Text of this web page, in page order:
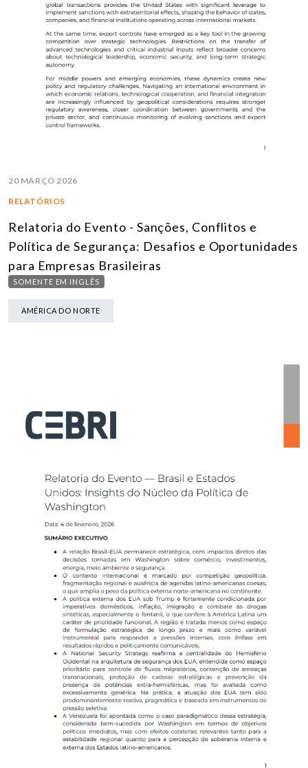
20 MARÇO 2026
RELATÓRIOS
Relatoria do Evento - Sanções, Conflitos e
Política de Segurança: Desafios e Oportunidades
para Empresas Brasileiras
SOMENTE EM INGLÊS
AMÉRICA DO NORTE